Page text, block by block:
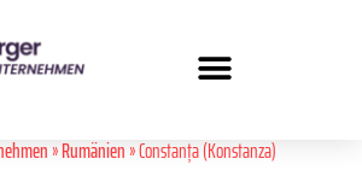
»Rumänien» Constanța (Konstanza)